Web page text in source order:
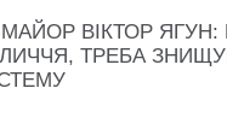
ВІКТОР ЯГУН:
ТРЕБА